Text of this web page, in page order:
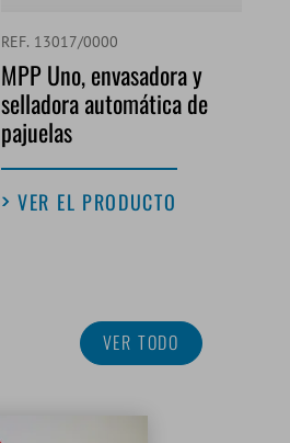
REF. 13017/0000
MPP Uno, envasadora y
selladora automática de
pajuelas
VER EL PRODUCTO
VER TODO